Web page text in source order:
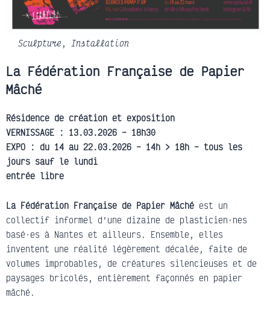
Sculpture Installation
La Fédération Française de Papier
Mâché
Résidence de création et exposition
VERNISSAGE : 13.03.2026 – 18h30
EXPO : du 14 au 22.03.2026 – 14h > 18h – tous les
jours sauf le lundi
entrée libre
La Fédération Française de Papier Mâché est un
collectif informel d’une dizaine de plasticien·nes
basé·es à Nantes et ailleurs. Ensemble, elles
inventent une réalité légèrement décalée, faite de
volumes improbables, de créatures silencieuses et de
paysages bricolés, entièrement façonnés en papier
mâché.